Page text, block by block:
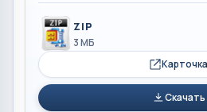
ZIP
3 МБ
Карточка
Скачать